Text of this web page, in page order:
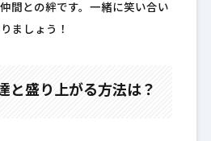
間との絆です。一緒に笑い合い
ましょう！
と盛り上がる方法は？